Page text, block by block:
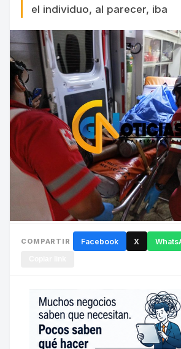
el individuo, al parecer, iba
COMPARTIR Facebook X